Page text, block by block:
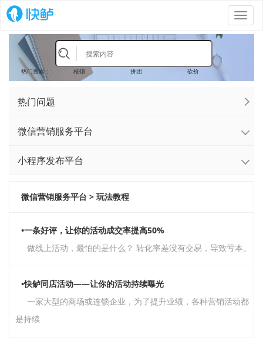
热门搜索： 核销 拼团 砍价
热门问题
微信营销服务平台
小程序发布平台
微信营销服务平台 > 玩法教程
•一条好评，让你的活动成交率提高50%
做线上活动，最怕的是什么？ 转化率差没有交易，导致亏本。
•快鲈同店活动——让你的活动持续曝光
一家大型的商场或连锁企业，为了提升业绩，各种营销活动都
是持续